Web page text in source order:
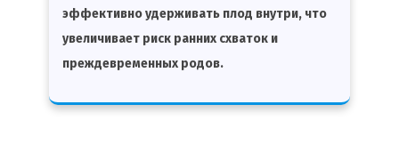
эффективно удерживать плод внутри, что
увеличивает риск ранних схваток и
преждевременных родов.